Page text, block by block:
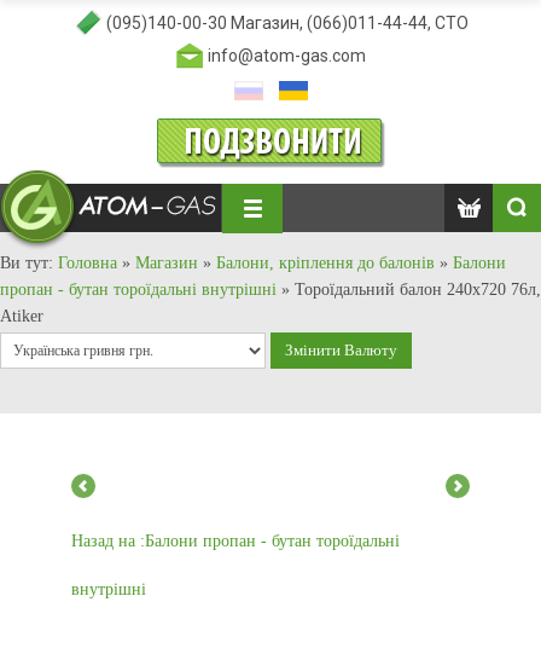
(095)140-00-30 Магазин, (066)011-44-44, СТО
info@atom-gas.com
Ви тут: Головна » Магазин » Балони, кріплення до балонів » Балони
пропан - бутан тороїдальні внутрішні » Тороїдальний балон 240x720 76л,
Atiker
Назад на :Балони пропан - бутан тороїдальні
внутрішні